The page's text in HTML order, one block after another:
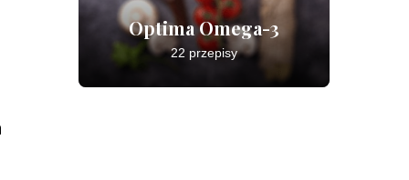
Optima Omega-3
22 przepisy